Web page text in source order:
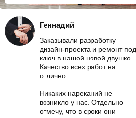
Заказывали разработку
дизайн-проекта и ремонт под
ключ в нашей новой двушке.
Качество всех работ на
отлично.
Никаких нареканий не
возникло у нас. Отдельно
отмечу, что в сроки они
Геннадий